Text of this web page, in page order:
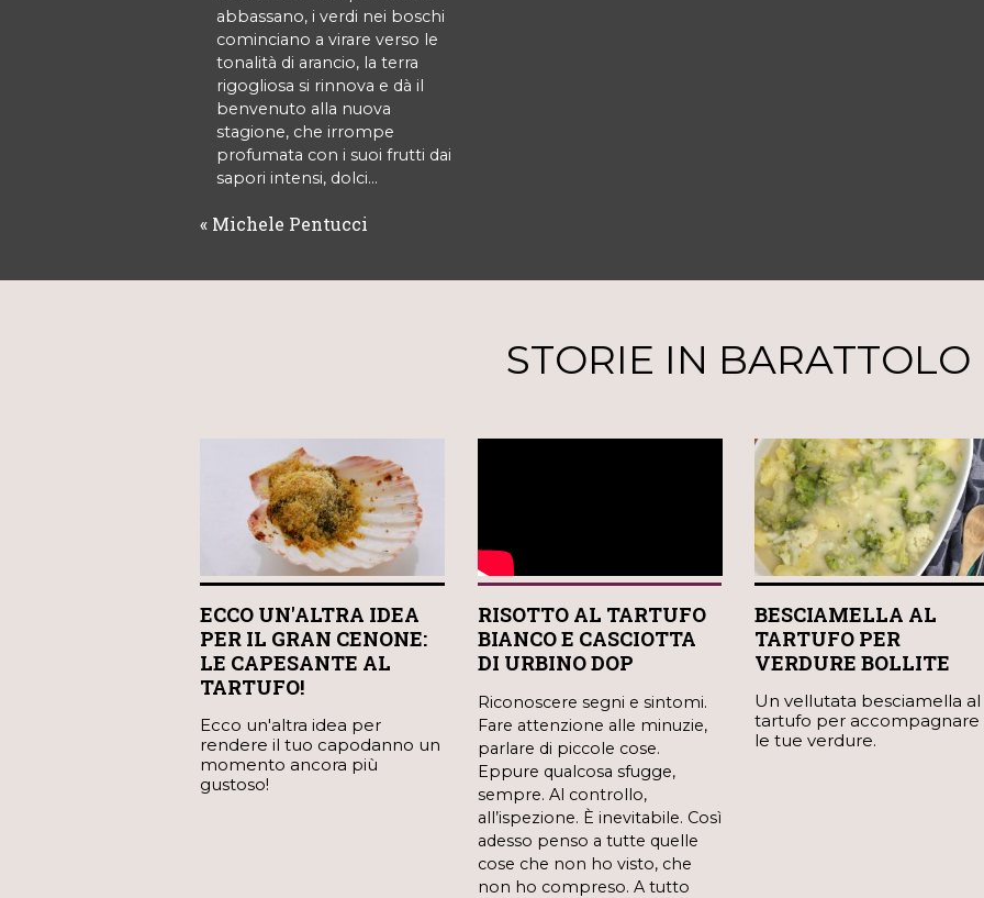
abbassano, i verdi nei boschi
cominciano a virare verso le
tonalità di arancio, la terra
rigogliosa si rinnova e dà il
benvenuto alla nuova
stagione, che irrompe
profumata con i suoi frutti dai
sapori intensi, dolci…
« Michele Pentucci
STORIE IN BARATTOLO
ECCO UN'ALTRA IDEA
PER IL GRAN CENONE:
LE CAPESANTE AL
TARTUFO!
Ecco un'altra idea per
rendere il tuo capodanno un
momento ancora più
gustoso!
RISOTTO AL TARTUFO
BIANCO E CASCIOTTA
DI URBINO DOP
Riconoscere segni e sintomi.
Fare attenzione alle minuzie,
parlare di piccole cose.
Eppure qualcosa sfugge,
sempre. Al controllo,
all’ispezione. È inevitabile. Così
adesso penso a tutte quelle
cose che non ho visto, che
non ho compreso. A tutto
BESCIAMELLA AL
TARTUFO PER
VERDURE BOLLITE
Un vellutata besciamella al
tartufo per accompagnare
le tue verdure.